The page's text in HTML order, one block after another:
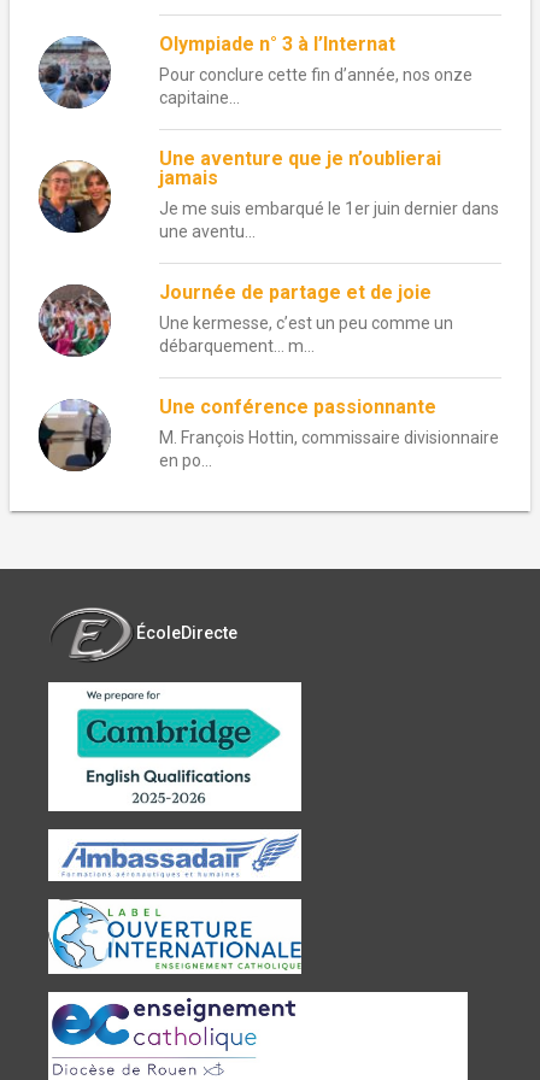
Olympiade n° 3 à l’Internat
Pour conclure cette fin d’année, nos onze
capitaine...
Une aventure que je n’oublierai
jamais
Je me suis embarqué le 1er juin dernier dans
une aventu...
Journée de partage et de joie
Une kermesse, c’est un peu comme un
débarquement… m...
Une conférence passionnante
M. François Hottin, commissaire divisionnaire
en po...
ÉcoleDirecte